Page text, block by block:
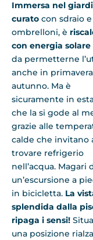
Immersa nel
curato con sdraio e
ombrelloni, è
con energia solare
da permetterne
anche in
autunno. Ma è
sicuramente in
che la si gode al
grazie alle
calde che invitano
trovare refrigerio
nell’acqua. Magari
un’escursione a
in bicicletta. La
splendida dalla
ripaga i sensi!
una posizione